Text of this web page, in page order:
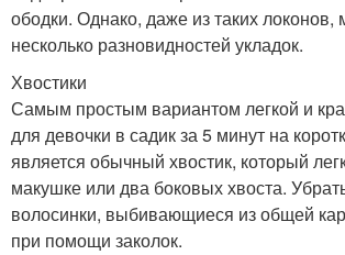
ободки. Однако, даже из таких локонов,
несколько разновидностей укладок.
Хвостики
Самым простым вариантом легкой и
для девочки в садик за 5 минут на
является обычный хвостик, который
макушке или два боковых хвоста.
волосинки, выбивающиеся из общей
при помощи заколок.